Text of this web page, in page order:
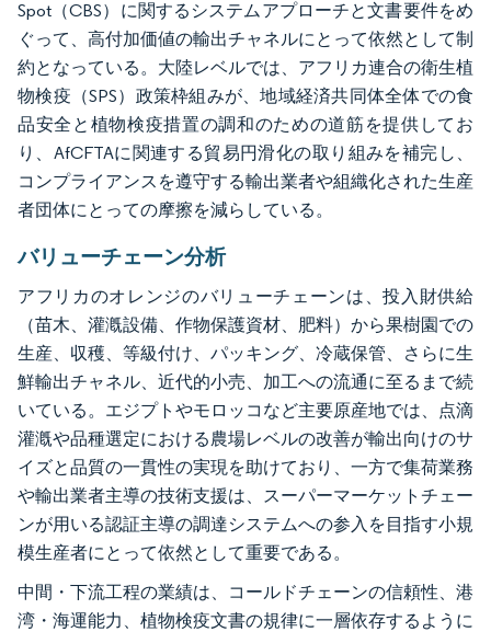
Spot（CBS）に関するシステムアプローチと文書要件をめ
ぐって、高付加価値の輸出チャネルにとって依然として制
約となっている。大陸レベルでは、アフリカ連合の衛生植
物検疫（SPS）政策枠組みが、地域経済共同体全体での食
品安全と植物検疫措置の調和のための道筋を提供してお
り、AfCFTAに関連する貿易円滑化の取り組みを補完し、
コンプライアンスを遵守する輸出業者や組織化された生産
者団体にとっての摩擦を減らしている。
バリューチェーン分析
アフリカのオレンジのバリューチェーンは、投入財供給
（苗木、灌漑設備、作物保護資材、肥料）から果樹園での
生産、収穫、等級付け、パッキング、冷蔵保管、さらに生
鮮輸出チャネル、近代的小売、加工への流通に至るまで続
いている。エジプトやモロッコなど主要原産地では、点滴
灌漑や品種選定における農場レベルの改善が輸出向けのサ
イズと品質の一貫性の実現を助けており、一方で集荷業務
や輸出業者主導の技術支援は、スーパーマーケットチェー
ンが用いる認証主導の調達システムへの参入を目指す小規
模生産者にとって依然として重要である。
中間・下流工程の業績は、コールドチェーンの信頼性、港
湾・海運能力、植物検疫文書の規律に一層依存するように